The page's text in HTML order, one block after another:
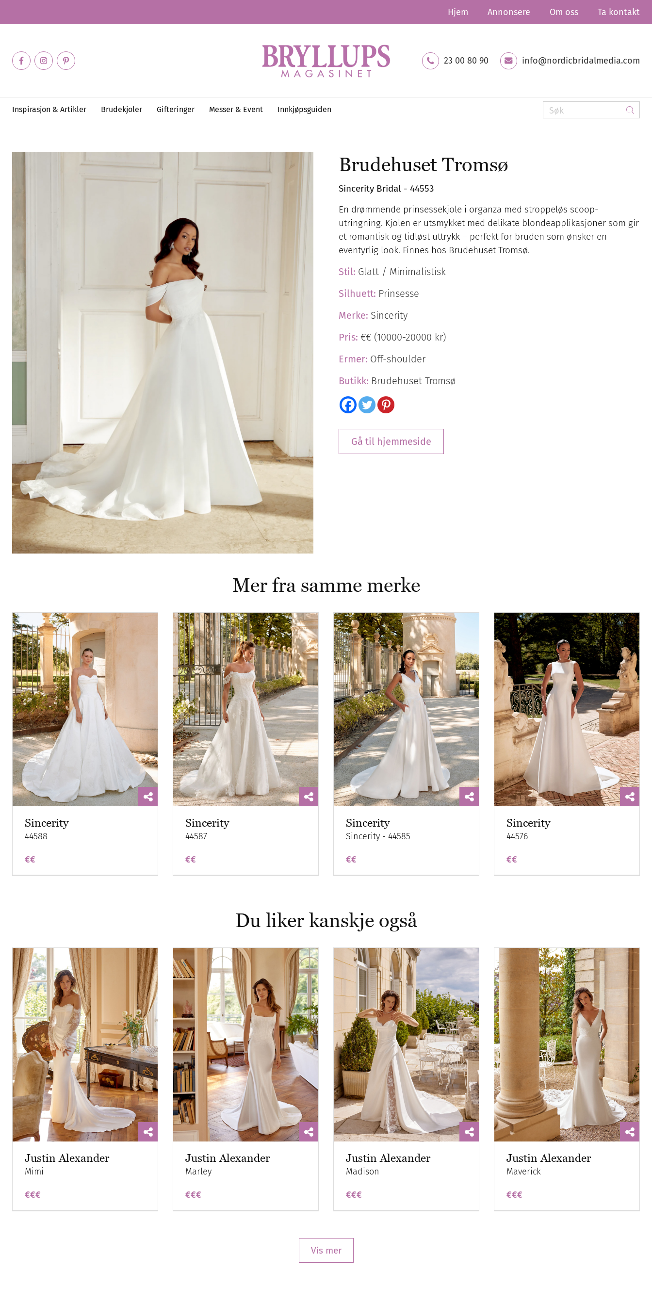
Hjem Annonsere Om oss Ta kontakt
23 00 80 90 info@nordicbridalmedia.com
Inspirasjon & Artikler Brudekjoler Gifteringer Messer & Event Innkjøpsguiden
Brudehuset Tromsø
Sincerity Bridal - 44553
En drømmende prinsessekjole i organza med stroppeløs scoop-
utringning. Kjolen er utsmykket med delikate blondeapplikasjoner som gir
et romantisk og tidløst uttrykk – perfekt for bruden som ønsker en
eventyrlig look. Finnes hos Brudehuset Tromsø.
Stil: Glatt / Minimalistisk
Silhuett: Prinsesse
Merke: Sincerity
Pris: €€ (10000-20000 kr)
Ermer: Off-shoulder
Butikk: Brudehuset Tromsø
Gå til hjemmeside
Mer fra samme merke
Sincerity
44588
€€
Sincerity
44587
€€
Sincerity
Sincerity - 44585
€€
Sincerity
44576
€€
Du liker kanskje også
Justin Alexander
Mimi
€€€
Justin Alexander
Marley
€€€
Justin Alexander
Madison
€€€
Justin Alexander
Maverick
€€€
Vis mer